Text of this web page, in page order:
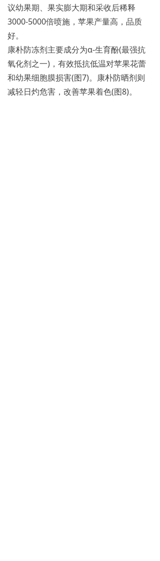
议幼果期、果实膨大期和采收后稀释
3000-5000倍喷施，苹果产量高，品质
好。
康朴防冻剂主要成分为α-生育酚(最强抗
氧化剂之一)，有效抵抗低温对苹果花蕾
和幼果细胞膜损害(图7)。康朴防晒剂则
减轻日灼危害，改善苹果着色(图8)。